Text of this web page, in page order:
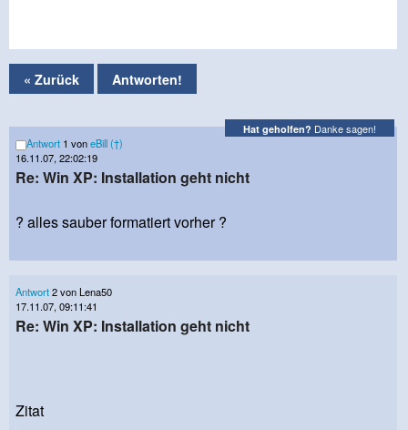
« Zurück Antworten!
Hat geholfen? Danke sagen!
Antwort 1 voneBill (†)
16.11.07, 22:02:19
Re: Win XP: Installation geht nicht
? alles sauber formatiert vorher ?
Antwort2 von Lena50
17.11.07, 09:11:41
Re: Win XP: Installation geht nicht
Zitat